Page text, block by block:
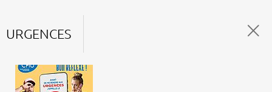
URGENCES